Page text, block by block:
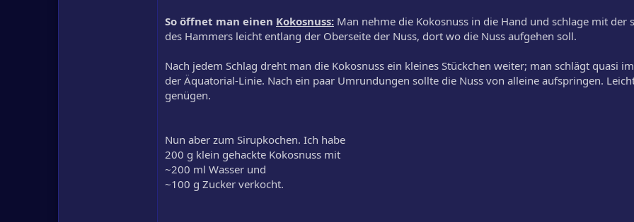
So öffnet man einen Kokosnuss: Man nehme die Kokosnuss in die Hand und schlage mit der
des Hammers leicht entlang der Oberseite der Nuss, dort wo die Nuss aufgehen soll.
Nach jedem Schlag dreht man die Kokosnuss ein kleines Stückchen weiter; man schlägt quasi
der Äquatorial-Linie. Nach ein paar Umrundungen sollte die Nuss von alleine aufspringen.
genügen.
Nun aber zum Sirupkochen. Ich habe
200 g klein gehackte Kokosnuss mit
~200 ml Wasser und
~100 g Zucker verkocht.